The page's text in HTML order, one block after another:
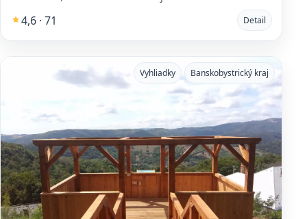
4,6 · 71
Detail
Vyhliadky Banskobystrický kraj